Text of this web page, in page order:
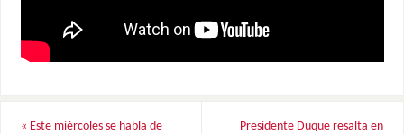
« Este miércoles se habla de
Presidente Duque resalta en